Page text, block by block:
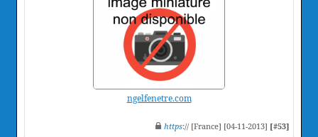
ngelfenetre.com
https:// [France] [04-11-2013] [#53]